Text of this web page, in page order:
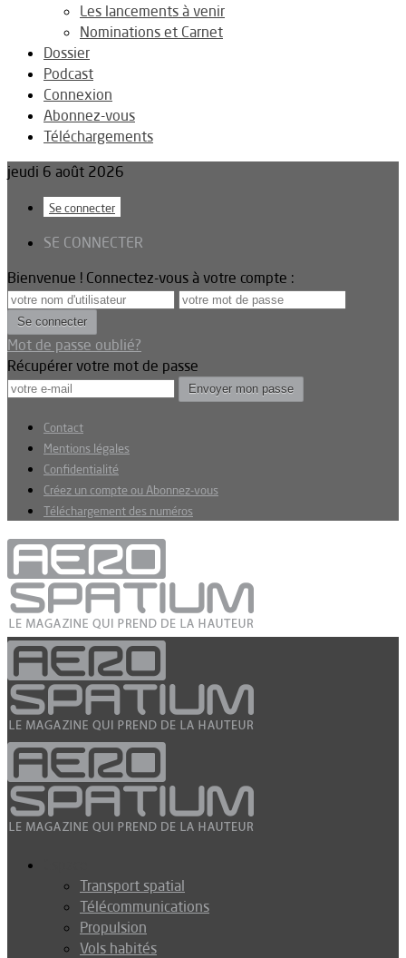
Les lancements à venir
Nominations et Carnet
Dossier
Podcast
Connexion
Abonnez-vous
Téléchargements
jeudi 6 août 2026
Se connecter
SE CONNECTER
Bienvenue ! Connectez-vous à votre compte :
Mot de passe oublié?
Récupérer votre mot de passe
Contact
Mentions légales
Confidentialité
Créez un compte ou Abonnez-vous
Téléchargement des numéros
Transport spatial
Télécommunications
Propulsion
Vols habités